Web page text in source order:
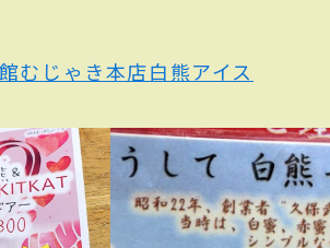
むじゃき本店白熊アイス